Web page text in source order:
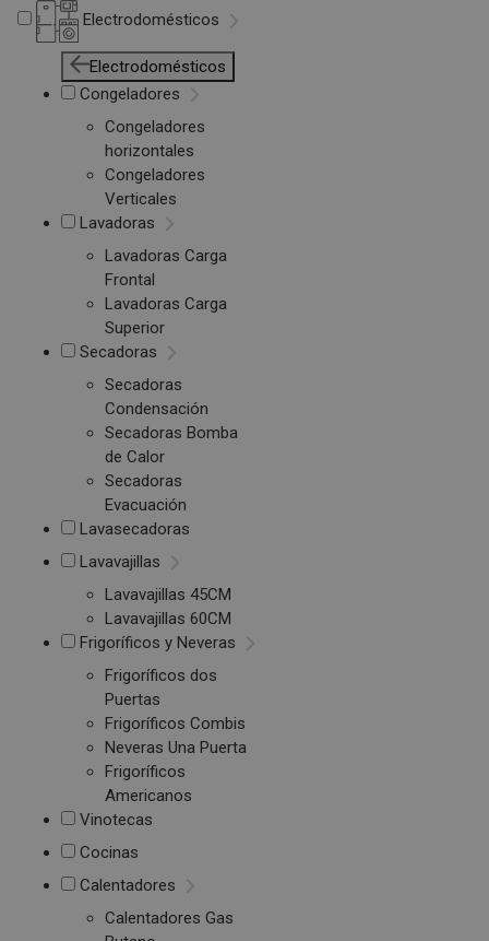
Electrodomésticos
Electrodomésticos
Congeladores
Congeladores
horizontales
Congeladores
Verticales
Lavadoras
Lavadoras Carga
Frontal
Lavadoras Carga
Superior
Secadoras
Secadoras
Condensación
Secadoras Bomba
de Calor
Secadoras
Evacuación
Lavasecadoras
Lavavajillas
Lavavajillas 45CM
Lavavajillas 60CM
Frigoríficos y Neveras
Frigoríficos dos
Puertas
Frigoríficos Combis
Neveras Una Puerta
Frigoríficos
Americanos
Vinotecas
Cocinas
Calentadores
Calentadores Gas